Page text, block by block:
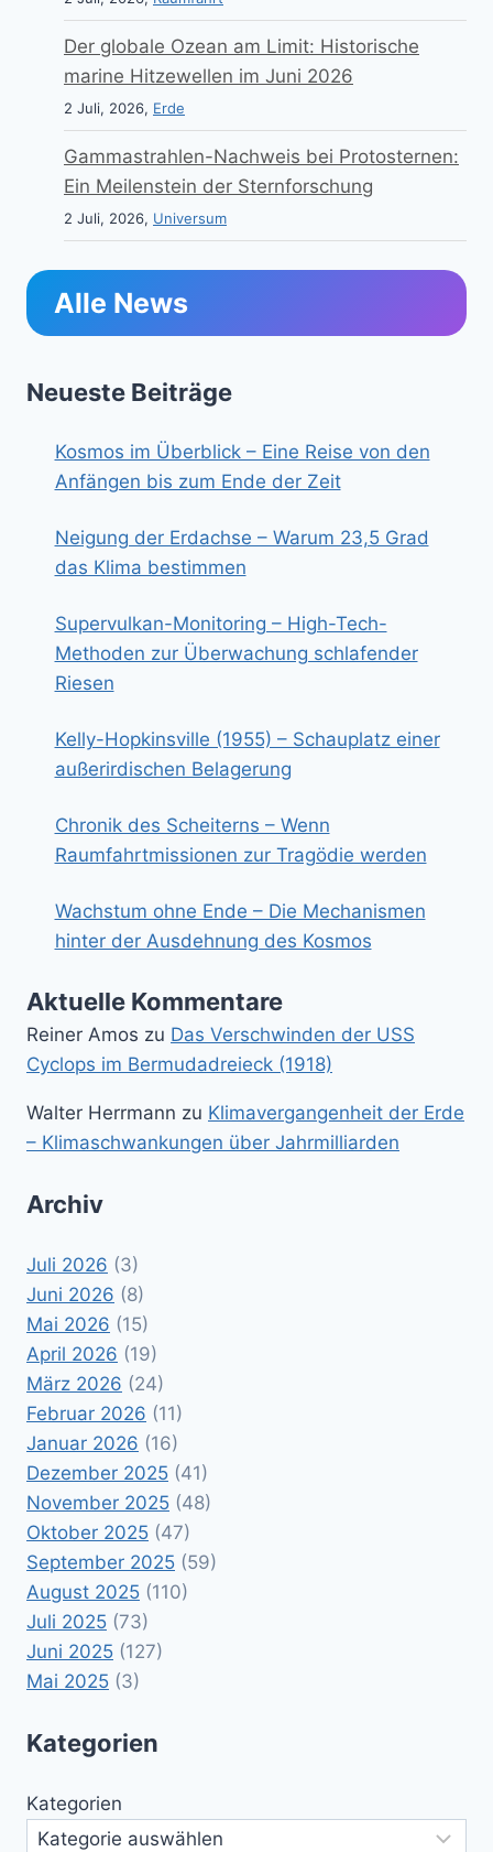
Der globale Ozean am Limit: Historische
marine Hitzewellen im Juni 2026
2 Juli, 2026, Erde
Gammastrahlen-Nachweis bei Protosternen:
Ein Meilenstein der Sternforschung
2 Juli, 2026, Universum
Alle News
Neueste Beiträge
Kosmos im Überblick – Eine Reise von den
Anfängen bis zum Ende der Zeit
Neigung der Erdachse – Warum 23,5 Grad
das Klima bestimmen
Supervulkan-Monitoring – High-Tech-
Methoden zur Überwachung schlafender
Riesen
Kelly-Hopkinsville (1955) – Schauplatz einer
außerirdischen Belagerung
Chronik des Scheiterns – Wenn
Raumfahrtmissionen zur Tragödie werden
Wachstum ohne Ende – Die Mechanismen
hinter der Ausdehnung des Kosmos
Aktuelle Kommentare
Reiner Amos zu Das Verschwinden der USS
Cyclops im Bermudadreieck (1918)
Walter Herrmann zu Klimavergangenheit der Erde
– Klimaschwankungen über Jahrmilliarden
Archiv
Juli 2026 (3)
Juni 2026 (8)
Mai 2026 (15)
April 2026 (19)
März 2026 (24)
Februar 2026 (11)
Januar 2026 (16)
Dezember 2025 (41)
November 2025 (48)
Oktober 2025 (47)
September 2025 (59)
August 2025 (110)
Juli 2025 (73)
Juni 2025 (127)
Mai 2025 (3)
Kategorien
Kategorien